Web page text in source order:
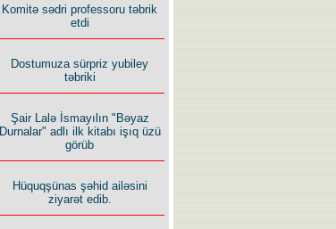
Rusiyanın süqutunu qaçılmaz
edən beş şərt
Komitə sədri professoru təbrik
etdi
Dostumuza sürpriz yubiley
təbriki
Şair Lalə İsmayılın "Bəyaz
Durnalar" adlı ilk kitabı işıq üzü
görüb
Hüquqşünas şəhid ailəsini
ziyarət edib.